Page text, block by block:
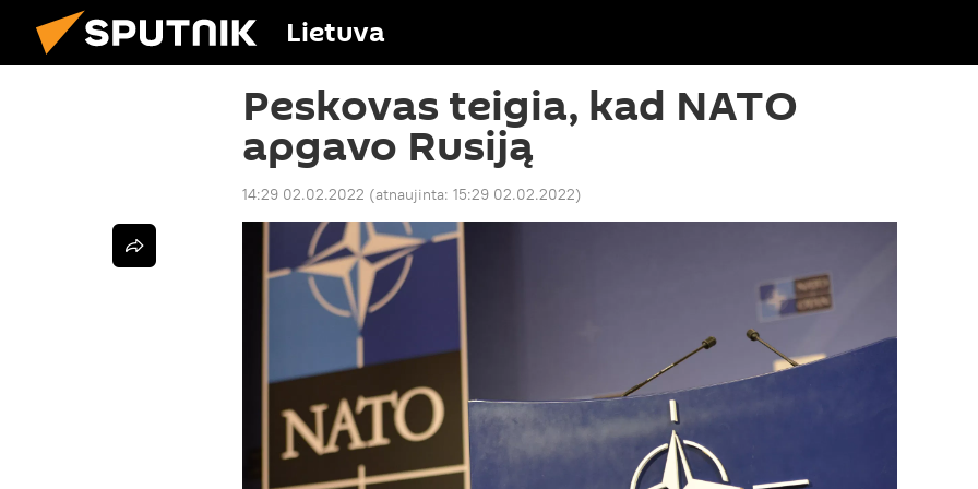
Lietuva
Peskovas teigia, kad NATO
apgavo Rusiją
14:29 02.02.2022 (atnaujinta: 15:29 02.02.2022)